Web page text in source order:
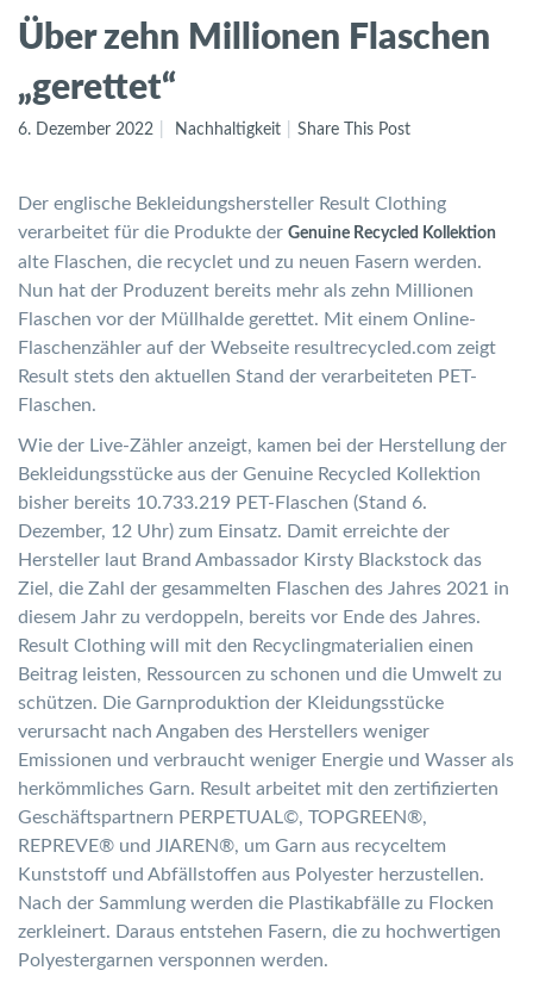
Über zehn Millionen Flaschen
„gerettet“
6. Dezember 2022 Nachhaltigkeit Share This Post
Der englische Bekleidungshersteller Result Clothing
verarbeitet für die Produkte der Genuine Recycled Kollektion
alte Flaschen, die recyclet und zu neuen Fasern werden.
Nun hat der Produzent bereits mehr als zehn Millionen
Flaschen vor der Müllhalde gerettet. Mit einem Online-
Flaschenzähler auf der Webseite resultrecycled.com zeigt
Result stets den aktuellen Stand der verarbeiteten PET-
Flaschen.
Wie der Live-Zähler anzeigt, kamen bei der Herstellung der
Bekleidungsstücke aus der Genuine Recycled Kollektion
bisher bereits 10.733.219 PET-Flaschen (Stand 6.
Dezember, 12 Uhr) zum Einsatz. Damit erreichte der
Hersteller laut Brand Ambassador Kirsty Blackstock das
Ziel, die Zahl der gesammelten Flaschen des Jahres 2021 in
diesem Jahr zu verdoppeln, bereits vor Ende des Jahres.
Result Clothing will mit den Recyclingmaterialien einen
Beitrag leisten, Ressourcen zu schonen und die Umwelt zu
schützen. Die Garnproduktion der Kleidungsstücke
verursacht nach Angaben des Herstellers weniger
Emissionen und verbraucht weniger Energie und Wasser als
herkömmliches Garn. Result arbeitet mit den zertifizierten
Geschäftspartnern PERPETUAL©, TOPGREEN®,
REPREVE® und JIAREN®, um Garn aus recyceltem
Kunststoff und Abfällstoffen aus Polyester herzustellen.
Nach der Sammlung werden die Plastikabfälle zu Flocken
zerkleinert. Daraus entstehen Fasern, die zu hochwertigen
Polyestergarnen versponnen werden.